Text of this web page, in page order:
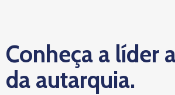
Conheça a líder
da autarquia.